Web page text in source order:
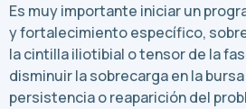
Es muy importante iniciar un
y fortalecimiento específico,
la cintilla iliotibial o tensor de la
disminuir la sobrecarga en la
persistencia o reaparición del